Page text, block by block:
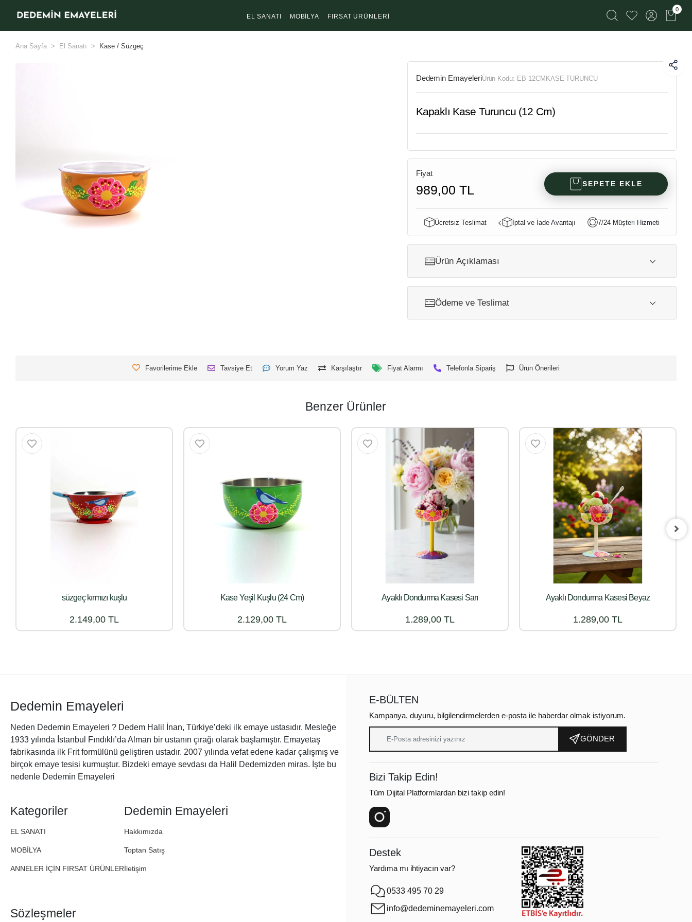
EL SANATI MOBİLYA FIRSAT ÜRÜNLERİ
0
Ana Sayfa El Sanatı Kase / Süzgeç
Dedemin EmayeleriÜrün Kodu: EB-12CMKASE-TURUNCU
Kapaklı Kase Turuncu (12 Cm)
Fiyat
989,00 TL SEPETE EKLE
Ücretsiz Teslimat İptal ve İade Avantajı 7/24 Müşteri Hizmeti
Ürün Açıklaması
Ödeme ve Teslimat
Favorilerime Ekle Tavsiye Et Yorum Yaz Karşılaştır Fiyat Alarmı Telefonla Sipariş Ürün Önerileri
Benzer Ürünler
süzgeç kırmızı kuşlu
2.149,00 TL
Kase Yeşil Kuşlu (24 Cm)
2.129,00 TL
Ayaklı Dondurma Kasesi Sarı
1.289,00 TL
Ayaklı Dondurma Kasesi Beyaz
1.289,00 TL
Dedemin Emayeleri
Neden Dedemin Emayeleri ? Dedem Halil İnan, Türkiye’deki ilk emaye ustasıdır. Mesleğe
1933 yılında İstanbul Fındıklı’da Alman bir ustanın çırağı olarak başlamıştır. Emayetaş
fabrikasında ilk Frit formülünü geliştiren ustadır. 2007 yılında vefat edene kadar çalışmış ve
birçok emaye tesisi kurmuştur. Bizdeki emaye sevdası da Halil Dedemizden miras. İşte bu
nedenle Dedemin Emayeleri
Kategoriler
EL SANATI
MOBİLYA
ANNELER İÇİN FIRSAT ÜRÜNLER
Dedemin Emayeleri
Hakkımızda
Toptan Satış
İletişim
Sözleşmeler
E-BÜLTEN
Kampanya, duyuru, bilgilendirmelerden e-posta ile haberdar olmak istiyorum.
GÖNDER
Bizi Takip Edin!
Tüm Dijital Platformlardan bizi takip edin!
Destek
Yardıma mı ihtiyacın var?
0533 495 70 29
info@dedeminemayeleri.com